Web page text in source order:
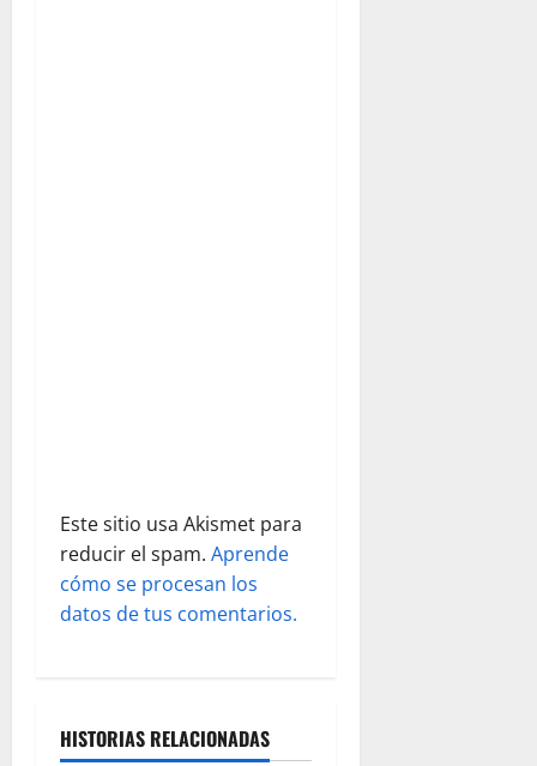
d
a
s
Este sitio usa Akismet para
reducir el spam. Aprende
cómo se procesan los
datos de tus comentarios.
HISTORIAS RELACIONADAS